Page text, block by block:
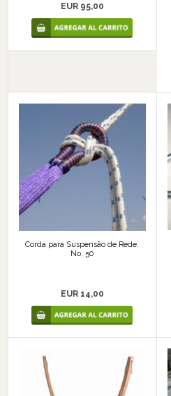
EUR 95,00
Corda para Suspensão de Rede.
No. 50
EUR 14,00